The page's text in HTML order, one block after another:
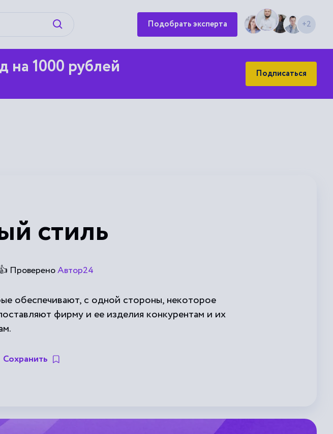
Искать Подобрать эксперта +2
на 1000 рублей Подписаться
стиль
ПровереноАвтор24
обеспечивают, с одной стороны, некоторое
фирму и ее изделия конкурентам и их
Сохранить